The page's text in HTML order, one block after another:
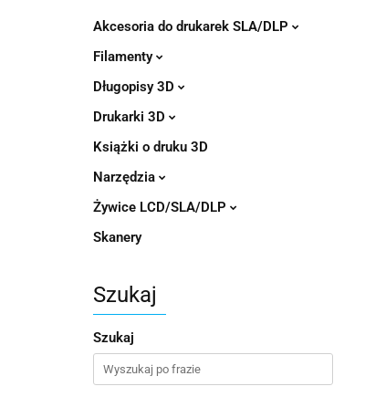
Akcesoria do drukarek SLA/DLP
Filamenty
Długopisy 3D
Drukarki 3D
Książki o druku 3D
Narzędzia
Żywice LCD/SLA/DLP
Skanery
Szukaj
Szukaj